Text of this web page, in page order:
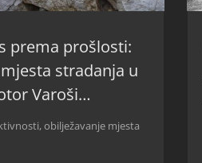
prema prošlosti:
stradanja u
Varoši…
,obilježavanje mjesta